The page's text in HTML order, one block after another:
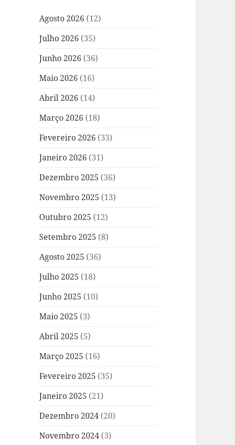
Agosto 2026 (12)
Julho 2026 (35)
Junho 2026 (36)
Maio 2026 (16)
Abril 2026 (14)
Março 2026 (18)
Fevereiro 2026 (33)
Janeiro 2026 (31)
Dezembro 2025 (36)
Novembro 2025 (13)
Outubro 2025 (12)
Setembro 2025 (8)
Agosto 2025 (36)
Julho 2025 (18)
Junho 2025 (10)
Maio 2025 (3)
Abril 2025 (5)
Março 2025 (16)
Fevereiro 2025 (35)
Janeiro 2025 (21)
Dezembro 2024 (20)
Novembro 2024 (3)